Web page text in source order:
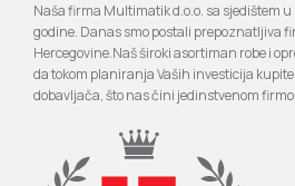
Naša firma Multimatik d.o.o. sa sjedištem
godine. Danas smo postali prepoznatljiva
Hercegovine.Naš široki asortiman robe i
da tokom planiranja Vaših investicija
dobavljača, što nas čini jedinstvenom